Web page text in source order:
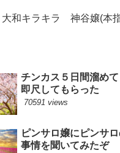
和キラキラ 神谷嬢(本
チンカス５日間溜め
即尺してもらった
70591 views
ピンサロ嬢にピンサ
事情を聞いてみたぞ